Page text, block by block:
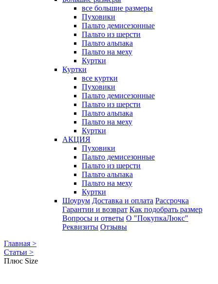
все большие размеры
Пуховики
Пальто демисезонные
Пальто из шерсти
Пальто альпака
Пальто на меху
Куртки
Куртки
все куртки
Пуховики
Пальто демисезонные
Пальто из шерсти
Пальто альпака
Пальто на меху
Куртки
АКЦИЯ
Пуховики
Пальто демисезонные
Пальто из шерсти
Пальто альпака
Пальто на меху
Куртки
Шоурум Доставка и оплата Рассрочка
Гарантии и возврат Как подобрать размер
Вопросы и ответы О "ПокупкаЛюкс"
Реквизиты Отзывы
Главная >
Статьи >
Плюс Size